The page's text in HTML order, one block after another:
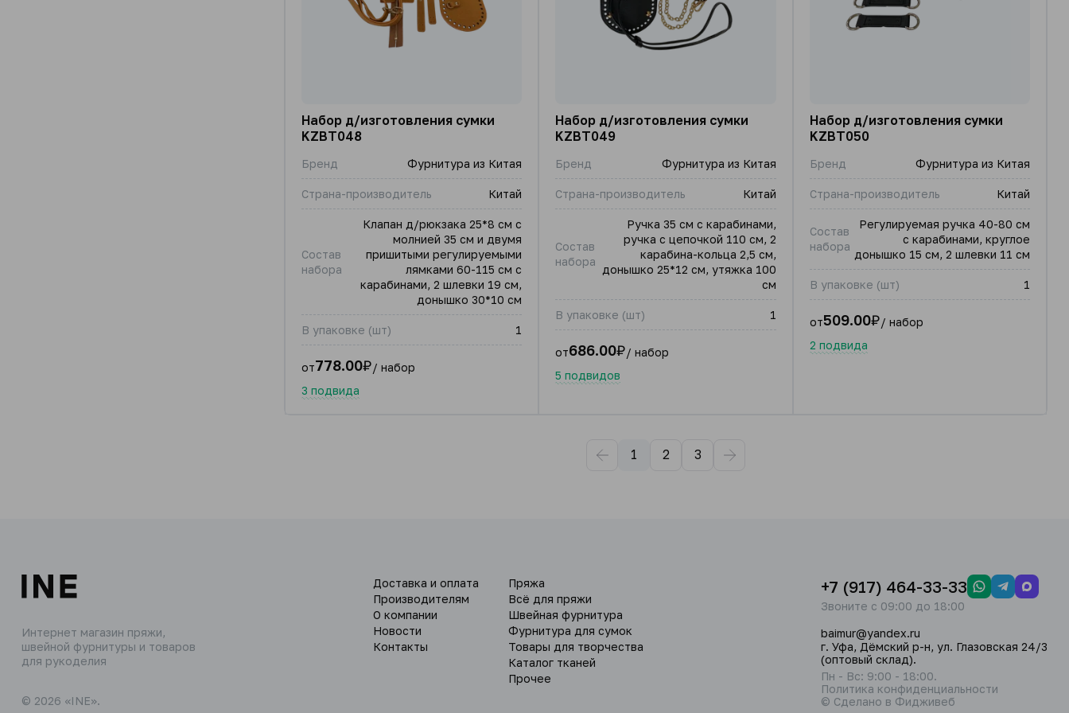
Набор д/изготовления сумки
KZBT048
Бренд Фурнитура из Китая
Страна-производитель Китай
Состав
набора
Клапан д/рюкзака 25*8 см с
молнией 35 см и двумя
пришитыми регулируемыми
лямками 60-115 см с
карабинами, 2 шлевки 19 см,
донышко 30*10 см
В упаковке (шт) 1
от778.00₽/ набор
3 подвида
Набор д/изготовления сумки
KZBT049
Бренд Фурнитура из Китая
Страна-производитель Китай
Состав
набора
Ручка 35 см с карабинами,
ручка с цепочкой 110 см, 2
карабина-кольца 2,5 см,
донышко 25*12 см, утяжка 100
см
В упаковке (шт) 1
от686.00₽/ набор
5 подвидов
Набор д/изготовления сумки
KZBT050
Бренд Фурнитура из Китая
Страна-производитель Китай
Состав
набора
Регулируемая ручка 40-80 см
с карабинами, круглое
донышко 15 см, 2 шлевки 11 см
В упаковке (шт) 1
от509.00₽/ набор
2 подвида
1 2 3
Интернет магазин пряжи,
швейной фурнитуры и товаров
для рукоделия
© 2026 «INE».
Доставка и оплата
Производителям
О компании
Новости
Контакты
Пряжа
Всё для пряжи
Швейная фурнитура
Фурнитура для сумок
Товары для творчества
Каталог тканей
Прочее
+7 (917) 464-33-33
Звоните с 09:00 до 18:00
baimur@yandex.ru
г. Уфа, Дёмский р-н, ул. Глазовская 24/3
(оптовый склад).
Пн - Вс: 9:00 - 18:00.
Политика конфиденциальности
© Сделано в Фидживеб